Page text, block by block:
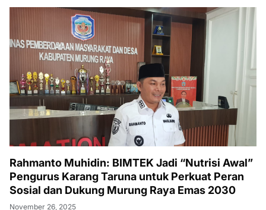
Rahmanto Muhidin: BIMTEK Jadi “Nutrisi Awal”
Pengurus Karang Taruna untuk Perkuat Peran
Sosial dan Dukung Murung Raya Emas 2030
November 26, 2025